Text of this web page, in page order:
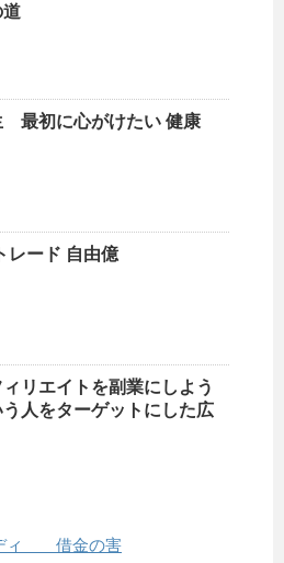
道
最初に心がけたい 健康
レード 自由億
ィリエイトを副業にしよう
う人をターゲットにした広
ィ 借金の害